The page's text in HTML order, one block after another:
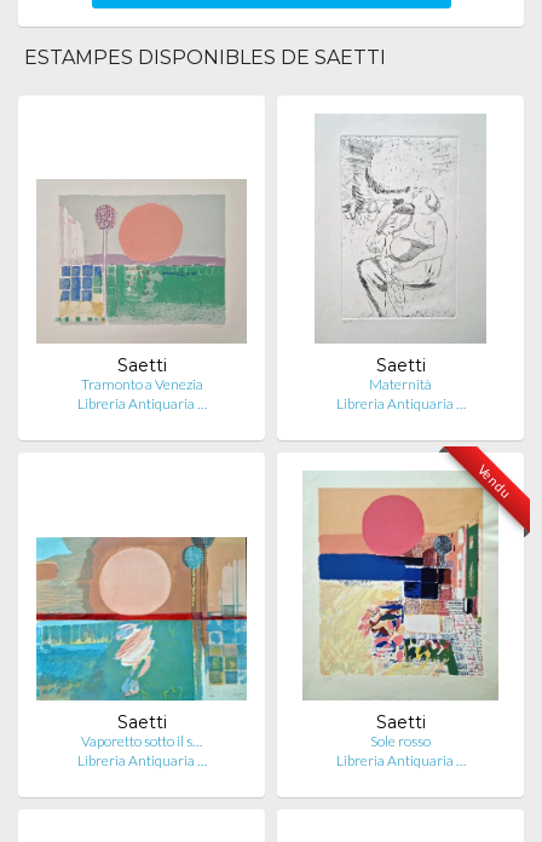
ESTAMPES DISPONIBLES DE SAETTI
Saetti
Tramonto a Venezia
Libreria Antiquaria …
Saetti
Maternità
Libreria Antiquaria …
Saetti
Vaporetto sotto il s…
Libreria Antiquaria …
Vendu
Saetti
Sole rosso
Libreria Antiquaria …